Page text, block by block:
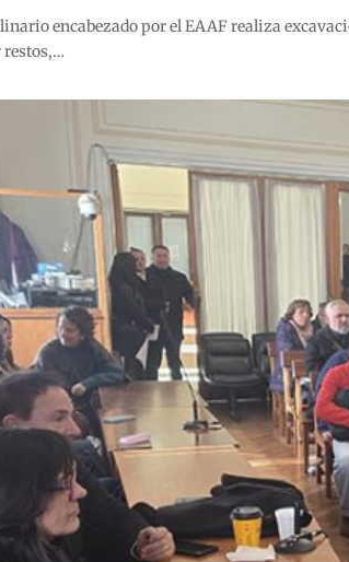
encabezado por el EAAF realiza
restos,…